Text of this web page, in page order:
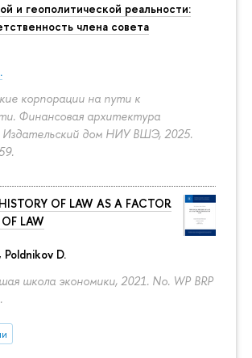
и геополитической реальности:
члена совета
корпорации на пути к
Финансовая архитектура
Издательский дом НИУ ВШЭ, 2025.
OF LAW AS A FACTOR
LAW
Poldnikov D.
школа экономики, 2021. No. WP BRP